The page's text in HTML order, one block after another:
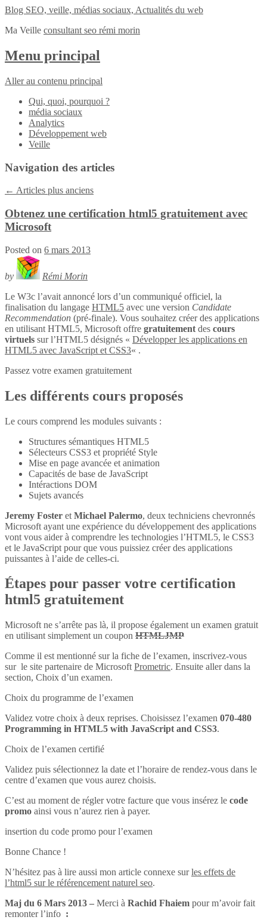
Blog SEO, veille, médias sociaux, Actualités du web
Ma Veille consultant seo rémi morin
Menu principal
Aller au contenu principal
Qui, quoi, pourquoi ?
média sociaux
Analytics
Développement web
Veille
Navigation des articles
← Articles plus anciens
Obtenez une certification html5 gratuitement avec
Microsoft
Posted on 6 mars 2013
by
Rémi Morin
Le W3c l’avait annoncé lors d’un communiqué officiel, la
finalisation du langage HTML5 avec une version Candidate
Recommendation (pré-finale). Vous souhaitez créer des applications
en utilisant HTML5, Microsoft offre gratuitement des cours
virtuels sur l’HTML5 désignés « Développer les applications en
HTML5 avec JavaScript et CSS3« .
Passez votre examen gratuitement
Les différents cours proposés
Le cours comprend les modules suivants :
Structures sémantiques HTML5
Sélecteurs CSS3 et propriété Style
Mise en page avancée et animation
Capacités de base de JavaScript
Intéractions DOM
Sujets avancés
Jeremy Foster et Michael Palermo, deux techniciens chevronnés
Microsoft ayant une expérience du développement des applications
vont vous aider à comprendre les technologies l’HTML5, le CSS3
et le JavaScript pour que vous puissiez créer des applications
puissantes à l’aide de celles-ci.
Étapes pour passer votre certification
html5 gratuitement
Microsoft ne s’arrête pas là, il propose également un examen gratuit
en utilisant simplement un coupon HTMLJMP
Comme il est mentionné sur la fiche de l’examen, inscrivez-vous
sur le site partenaire de Microsoft Prometric. Ensuite aller dans la
section, Choix d’un examen.
Choix du programme de l’examen
Validez votre choix à deux reprises. Choisissez l’examen 070-480
Programming in HTML5 with JavaScript and CSS3.
Choix de l’examen certifié
Validez puis sélectionnez la date et l’horaire de rendez-vous dans le
centre d’examen que vous aurez choisis.
C’est au moment de régler votre facture que vous insérez le code
promo ainsi vous n’aurez rien à payer.
insertion du code promo pour l’examen
Bonne Chance !
N’hésitez pas à lire aussi mon article connexe surles effets de
l’html5 sur le référencement naturel seo.
Maj du 6 Mars 2013 – Merci à Rachid Fhaiem pour m’avoir fait
remonter l’info :